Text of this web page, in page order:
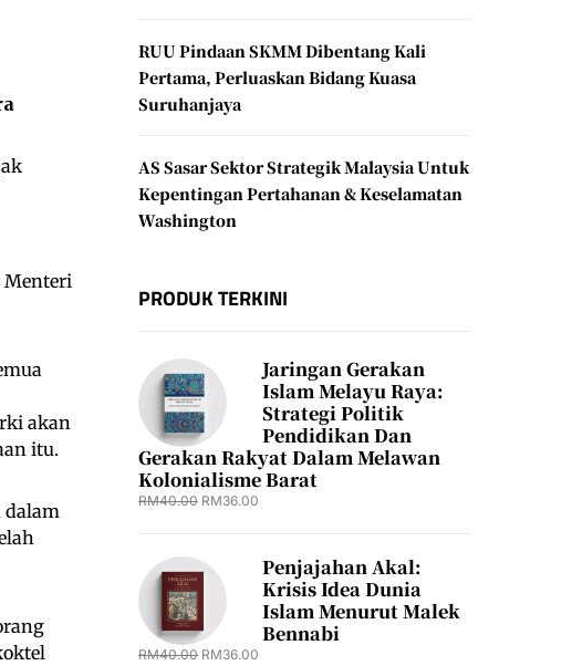
Menteri
akan
itu.
dalam
RUU Pindaan SKMM Dibentang Kali
Pertama, Perluaskan Bidang Kuasa
Suruhanjaya
AS Sasar Sektor Strategik Malaysia Untuk
Kepentingan Pertahanan & Keselamatan
Washington
PRODUK TERKINI
Jaringan Gerakan
Islam Melayu Raya:
Strategi Politik
Pendidikan Dan
Gerakan Rakyat Dalam Melawan
Kolonialisme Barat
RM40.00 RM36.00
Penjajahan Akal:
Krisis Idea Dunia
Islam Menurut Malek
Bennabi
RM40.00 RM36.00